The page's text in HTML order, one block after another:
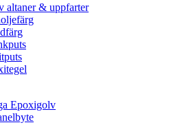
altaner & uppfarter
Epoxigolv